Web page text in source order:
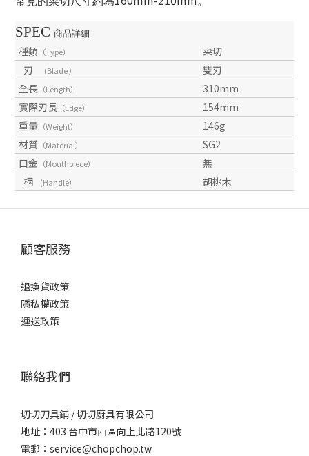
SPEC 商品詳細
種類 （Type）
菜切
刃 (Blade ）
雙刃
全長 （Length）
310mm
實際刃長 （Edge）
154mm
重量 （Weight）
146g
材質 （Material）
SG2
口金 （Mouthpiece）
無
柄 (Handle） 胡桃木
顧客服務
退換貨政策
隱私權政策
運送政策
聯絡我們
切切刀具鋪 / 切切廚具有限公司
地址：403 台中市西區向上北路120號
電郵：service@chopchop.tw